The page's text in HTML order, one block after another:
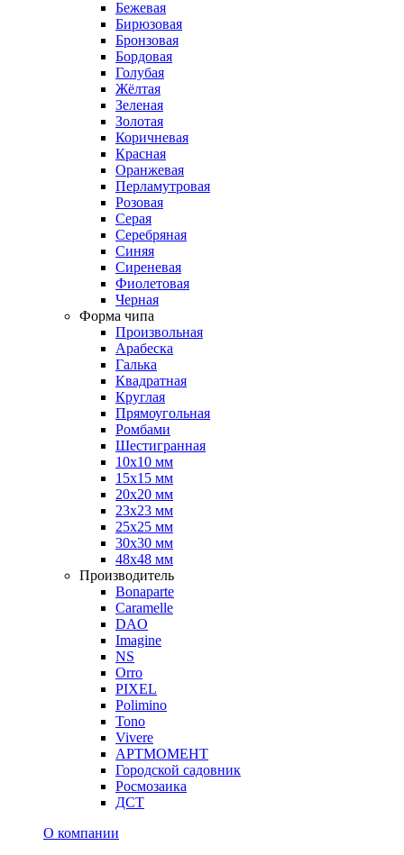
Бежевая
Бирюзовая
Бронзовая
Бордовая
Голубая
Жёлтая
Зеленая
Золотая
Коричневая
Красная
Оранжевая
Перламутровая
Розовая
Серая
Серебряная
Синяя
Сиреневая
Фиолетовая
Черная
Форма чипа
Произвольная
Арабеска
Галька
Квадратная
Круглая
Прямоугольная
Ромбами
Шестигранная
10х10 мм
15х15 мм
20х20 мм
23х23 мм
25х25 мм
30х30 мм
48х48 мм
Производитель
Bonaparte
Caramelle
DAO
Imagine
NS
Orro
PIXEL
Polimino
Tono
Vivere
АРТМОМЕНТ
Городской садовник
Росмозаика
ДСТ
О компании